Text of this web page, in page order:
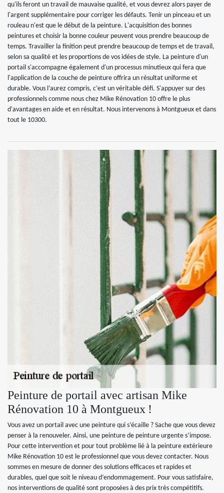
qu'ils feront un travail de mauvaise qualité, et vous devrez alors payer de
l'argent supplémentaire pour corriger les défauts. Tenir un pinceau et un
rouleau n'est que le début de la peinture. L'acquisition des bonnes
peintures et choisir la bonne couleur peuvent vous prendre beaucoup de
temps. Travailler la finition peut prendre beaucoup de temps et de travail,
selon sa qualité et les proportions de vos idées de style. La peinture d'un
portail s'accompagne également d'un processus minutieux qui fera que
l'application de la couche de peinture offrira un résultat uniforme et
durable. Vous l’aurez compris, c’est un véritable défi. S'appuyer sur des
professionnels comme nous chez Mike Rénovation 10 offre le plus
d'avantages en aide et en résultat. Nous intervenons à Montgueux et dans
tout le 10300.
Peinture de portail avec artisan Mike
Rénovation 10 à Montgueux !
Vous avez un portail avec une peinture qui s’écaille ? Sache que vous devez
penser à la renouveler. Ainsi, une peinture de peinture urgente s’impose.
Pour cette intervention et pour tout problème lié à la peinture extérieure
Mike Rénovation 10 est le professionnel que vous devez contacter. Nous
sommes en mesure de donner des solutions efficaces et rapides et
durables, quel que soit le niveau d’endommagement. Pour vous satisfaire,
nos interventions de qualité sont proposées à des prix très compétitifs.